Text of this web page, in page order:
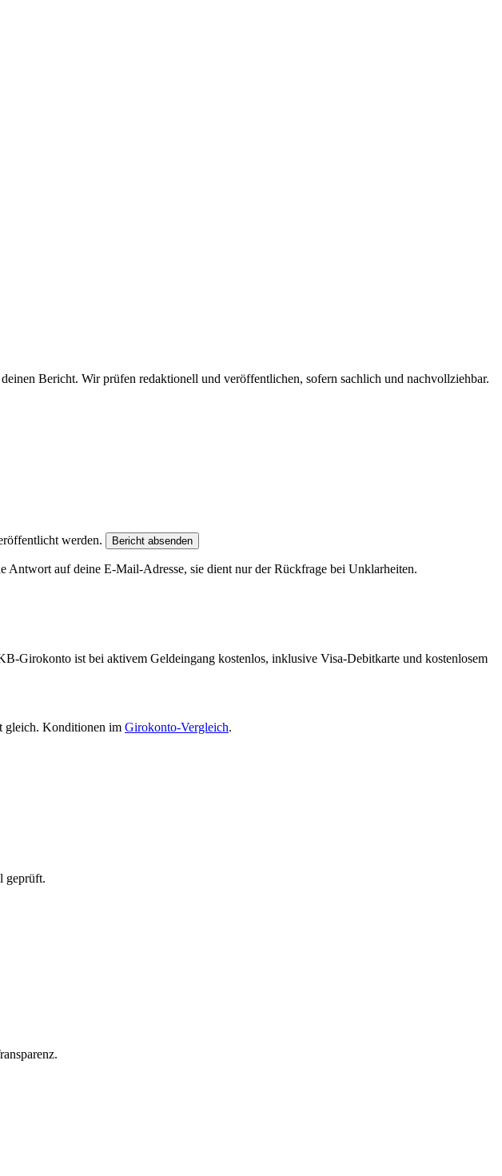
Bericht. Wir prüfen redaktionell und veröffentlichen, sofern sachlich und nachvollziehbar.
werden. Bericht absenden
Antwort auf deine E-Mail-Adresse, sie dient nur der Rückfrage bei Unklarheiten.
Girokonto ist bei aktivem Geldeingang kostenlos, inklusive Visa-Debitkarte und kostenlosem
gleich. Konditionen im Girokonto-Vergleich.
geprüft.